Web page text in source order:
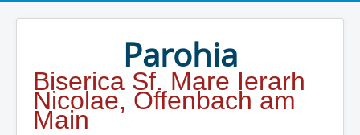
Parohia
Biserica Sf. Mare Ierarh
Nicolae, Offenbach am
Main